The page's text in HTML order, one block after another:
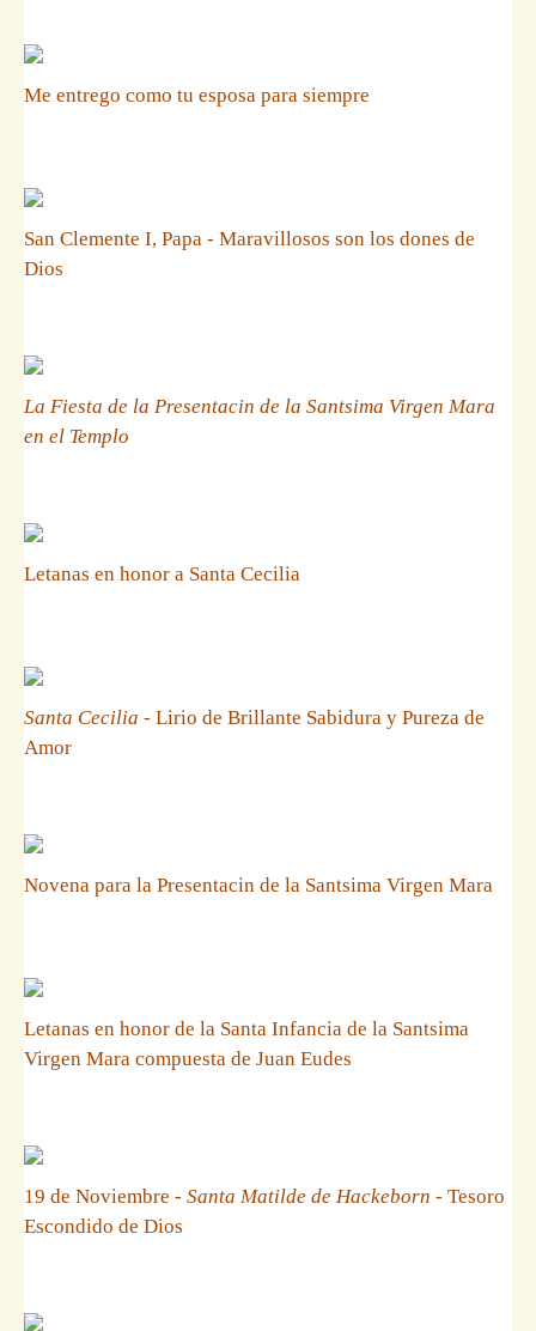
Me entrego como tu esposa para siempre
San Clemente I, Papa - Maravillosos son los dones de
Dios
La Fiesta de la Presentacin de la Santsima Virgen Mara
en el Templo
Letanas en honor a Santa Cecilia
Santa Cecilia - Lirio de Brillante Sabidura y Pureza de
Amor
Novena para la Presentacin de la Santsima Virgen Mara
Letanas en honor de la Santa Infancia de la Santsima
Virgen Mara compuesta de Juan Eudes
19 de Noviembre - Santa Matilde de Hackeborn - Tesoro
Escondido de Dios